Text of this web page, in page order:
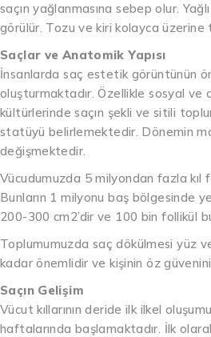
saçın yağlanmasına sebep olur.
görülür. Tozu ve kiri kolayca üzerine
Saçlar ve Anatomik Yapısı
İnsanlarda saç estetik görüntünün
oluşturmaktadır. Özellikle sosyal ve
kültürlerinde saçın şekli ve sitili
statüyü belirlemektedir. Dönemin
değişmektedir.
Vücudumuzda 5 milyondan fazla kıl
Bunların 1 milyonu baş bölgesinde
200-300 cm2’dir ve 100 bin follikül
Toplumumuzda saç dökülmesi yüz ve
kadar önemlidir ve kişinin öz
Saçın Gelişim
Vücut kıllarının deride ilk ilkel
haftalarında başlamaktadır. İlk